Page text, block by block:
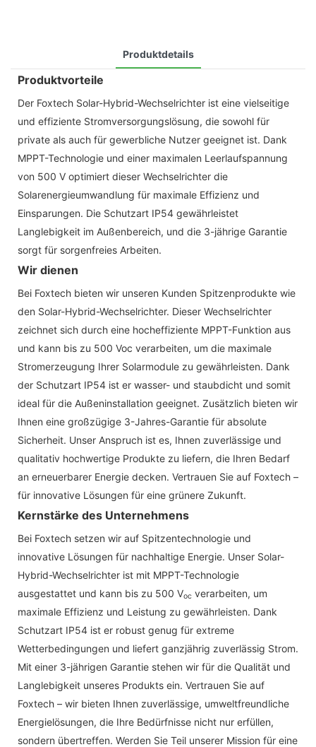
Produktdetails
Produktvorteile
Der Foxtech Solar-Hybrid-Wechselrichter ist eine vielseitige
und effiziente Stromversorgungslösung, die sowohl für
private als auch für gewerbliche Nutzer geeignet ist. Dank
MPPT-Technologie und einer maximalen Leerlaufspannung
von 500 V optimiert dieser Wechselrichter die
Solarenergieumwandlung für maximale Effizienz und
Einsparungen. Die Schutzart IP54 gewährleistet
Langlebigkeit im Außenbereich, und die 3-jährige Garantie
sorgt für sorgenfreies Arbeiten.
Wir dienen
Bei Foxtech bieten wir unseren Kunden Spitzenprodukte wie
den Solar-Hybrid-Wechselrichter. Dieser Wechselrichter
zeichnet sich durch eine hocheffiziente MPPT-Funktion aus
und kann bis zu 500 Voc verarbeiten, um die maximale
Stromerzeugung Ihrer Solarmodule zu gewährleisten. Dank
der Schutzart IP54 ist er wasser- und staubdicht und somit
ideal für die Außeninstallation geeignet. Zusätzlich bieten wir
Ihnen eine großzügige 3-Jahres-Garantie für absolute
Sicherheit. Unser Anspruch ist es, Ihnen zuverlässige und
qualitativ hochwertige Produkte zu liefern, die Ihren Bedarf
an erneuerbarer Energie decken. Vertrauen Sie auf Foxtech –
für innovative Lösungen für eine grünere Zukunft.
Kernstärke des Unternehmens
Bei Foxtech setzen wir auf Spitzentechnologie und
innovative Lösungen für nachhaltige Energie. Unser Solar-
Hybrid-Wechselrichter ist mit MPPT-Technologie
ausgestattet und kann bis zu 500 Voc verarbeiten, um
maximale Effizienz und Leistung zu gewährleisten. Dank
Schutzart IP54 ist er robust genug für extreme
Wetterbedingungen und liefert ganzjährig zuverlässig Strom.
Mit einer 3-jährigen Garantie stehen wir für die Qualität und
Langlebigkeit unseres Produkts ein. Vertrauen Sie auf
Foxtech – wir bieten Ihnen zuverlässige, umweltfreundliche
Energielösungen, die Ihre Bedürfnisse nicht nur erfüllen,
sondern übertreffen. Werden Sie Teil unserer Mission für eine